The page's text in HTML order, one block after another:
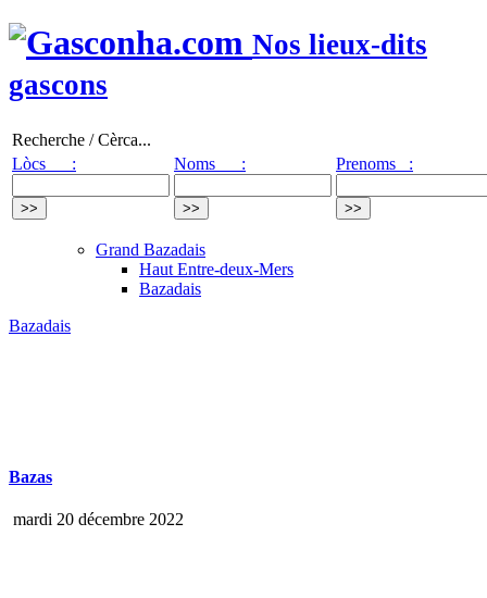
Nos lieux-dits
gascons
Recherche / Cèrca...
Lòcs :
Noms : Prenoms :
Grand Bazadais
Haut Entre-deux-Mers
Bazadais
Bazadais
Bazas
mardi 20 décembre 2022